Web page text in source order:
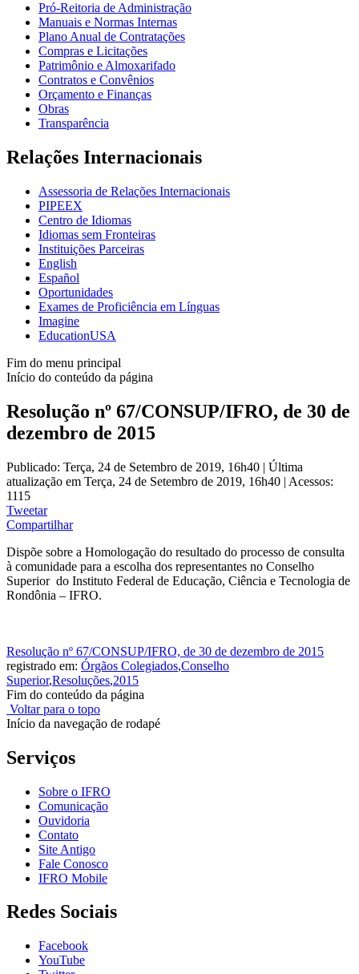
Pró-Reitoria de Administração
Manuais e Normas Internas
Plano Anual de Contratações
Compras e Licitações
Patrimônio e Almoxarifado
Contratos e Convênios
Orçamento e Finanças
Obras
Transparência
Relações Internacionais
Assessoria de Relações Internacionais
PIPEEX
Centro de Idiomas
Idiomas sem Fronteiras
Instituições Parceiras
English
Español
Oportunidades
Exames de Proficiência em Línguas
Imagine
EducationUSA
Fim do menu principal
Início do conteúdo da página
Resolução nº 67/CONSUP/IFRO, de 30 de
dezembro de 2015
Publicado: Terça, 24 de Setembro de 2019, 16h40 | Última
atualização em Terça, 24 de Setembro de 2019, 16h40 | Acessos:
1115
Tweetar
Compartilhar
Dispõe sobre a Homologação do resultado do processo de consulta
à comunidade para a escolha dos representantes no Conselho
Superior do Instituto Federal de Educação, Ciência e Tecnologia de
Rondônia – IFRO.
Resolução nº 67/CONSUP/IFRO, de 30 de dezembro de 2015
registrado em: Órgãos Colegiados,Conselho
Superior,Resoluções,2015
Fim do conteúdo da página
Voltar para o topo
Início da navegação de rodapé
Serviços
Sobre o IFRO
Comunicação
Ouvidoria
Contato
Site Antigo
Fale Conosco
IFRO Mobile
Redes Sociais
Facebook
YouTube